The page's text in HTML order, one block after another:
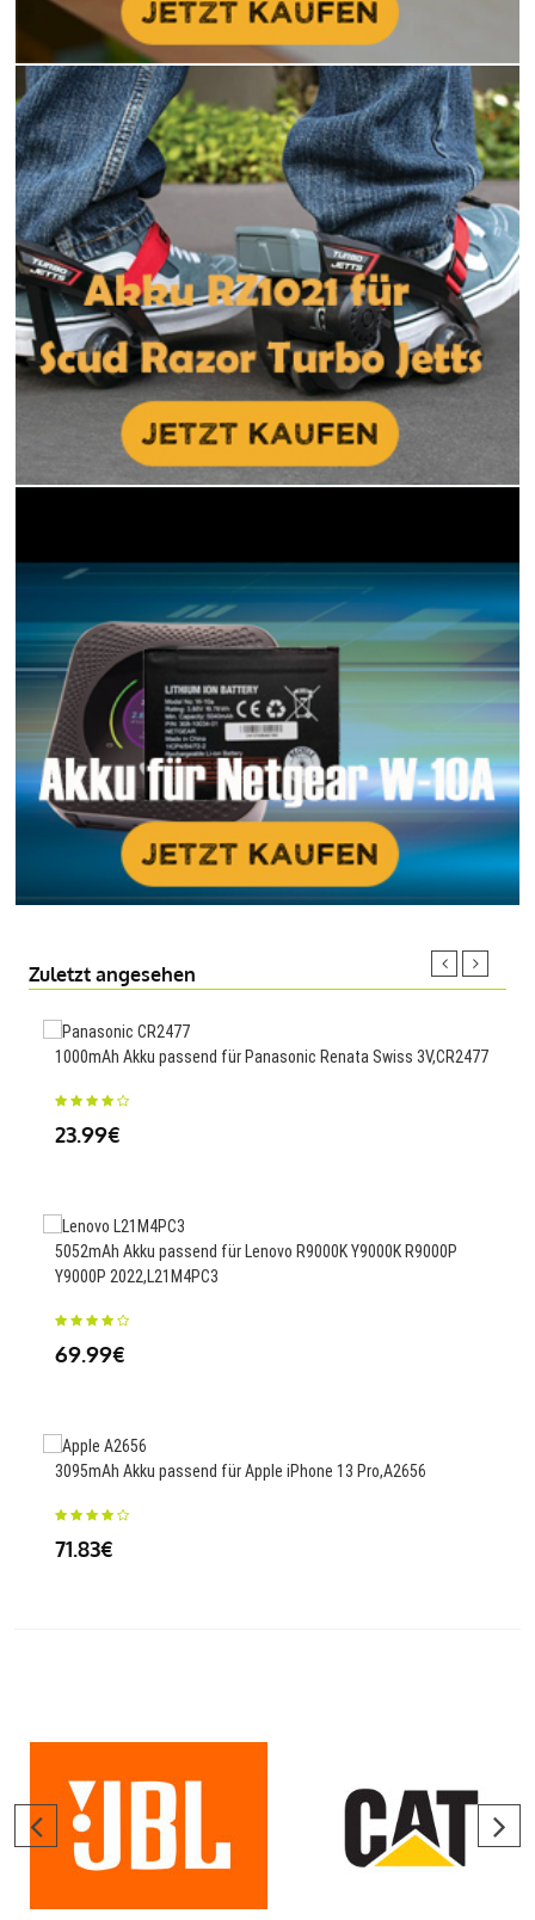
Zuletzt angesehen
1000mAh Akku passend für Panasonic Renata Swiss 3V,CR2477
23.99€
5052mAh Akku passend für Lenovo R9000K Y9000K R9000P
Y9000P 2022,L21M4PC3
69.99€
3095mAh Akku passend für Apple iPhone 13 Pro,A2656
71.83€